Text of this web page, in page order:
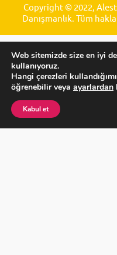
Copyright © 2022,
Danışmanlık. Tüm
Web sitemizde size en iyi
kullanıyoruz.
Hangi çerezleri
öğrenebilir veya ayarlardan
Kabul et